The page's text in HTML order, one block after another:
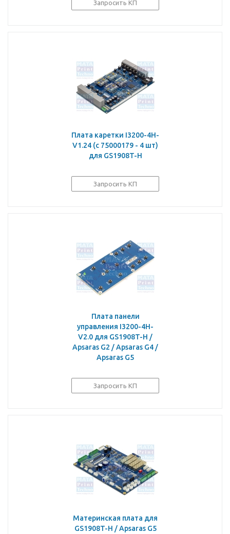
Запросить КП
Плата каретки I3200-4H-
V1.24 (c 75000179 - 4 шт)
для GS1908T-H
Запросить КП
Плата панели
управления I3200-4H-
V2.0 для GS1908T-H /
Apsaras G2 / Apsaras G4 /
Apsaras G5
Запросить КП
Материнская плата для
GS1908T-H / Apsaras G5